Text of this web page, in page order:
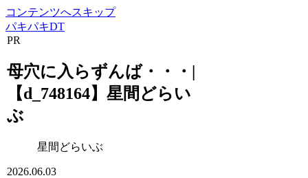
コンテンツへスキップ
パキパキDT
PR
母穴に入らずんば・・・|
【d_748164】星間どらい
ぶ
星間どらいぶ
2026.06.03